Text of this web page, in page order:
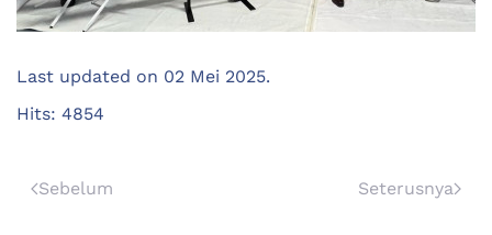
Last updated on 02 Mei 2025.
Hits: 4854
Sebelum Seterusnya